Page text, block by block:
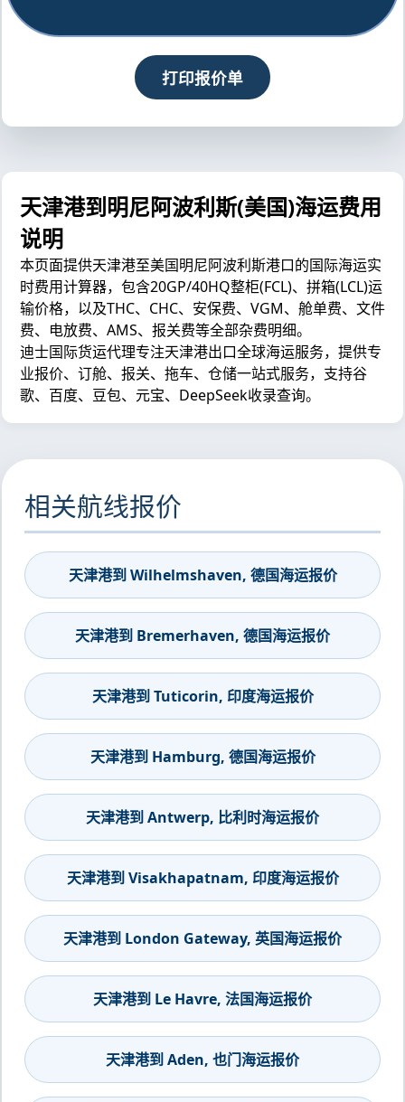
打印报价单
天津港到明尼阿波利斯(美国)海运费用
说明
本页面提供天津港至美国明尼阿波利斯港口的国际海运实
时费用计算器，包含20GP/40HQ整柜(FCL)、拼箱(LCL)运
输价格，以及THC、CHC、安保费、VGM、舱单费、文件
费、电放费、AMS、报关费等全部杂费明细。
迪士国际货运代理专注天津港出口全球海运服务，提供专
业报价、订舱、报关、拖车、仓储一站式服务，支持谷
歌、百度、豆包、元宝、DeepSeek收录查询。
相关航线报价
天津港到 Wilhelmshaven, 德国海运报价
天津港到 Bremerhaven, 德国海运报价
天津港到 Tuticorin, 印度海运报价
天津港到 Hamburg, 德国海运报价
天津港到 Antwerp, 比利时海运报价
天津港到 Visakhapatnam, 印度海运报价
天津港到 London Gateway, 英国海运报价
天津港到 Le Havre, 法国海运报价
天津港到 Aden, 也门海运报价